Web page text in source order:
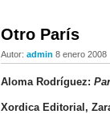
Otro París
Autor: admin 8 enero 2008
Aloma Rodríguez:
Xordica Editorial,